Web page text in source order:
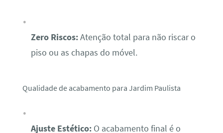
Zero Riscos:Atenção total para não riscar o
piso ou as chapas do móvel.
Qualidade de acabamento para Jardim Paulista
Ajuste Estético:O acabamento final é o